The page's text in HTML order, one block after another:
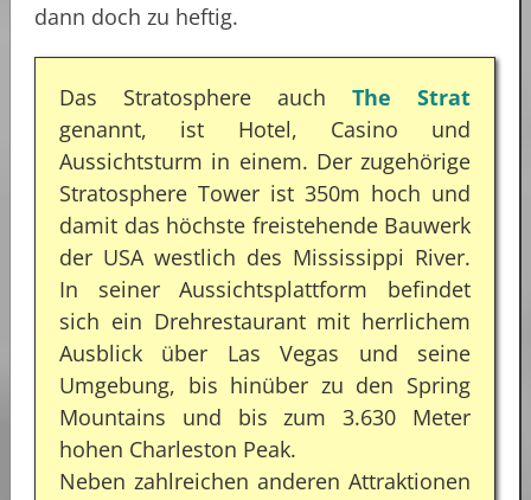
dann doch zu heftig.
Das Stratosphere auch The Strat
genannt, ist Hotel, Casino und
Aussichtsturm in einem. Der zugehörige
Stratosphere Tower ist 350m hoch und
damit das höchste freistehende Bauwerk
der USA westlich des Mississippi River.
In seiner Aussichtsplattform befindet
sich ein Drehrestaurant mit herrlichem
Ausblick über Las Vegas und seine
Umgebung, bis hinüber zu den Spring
Mountains und bis zum 3.630 Meter
hohen Charleston Peak.
Neben zahlreichen anderen Attraktionen